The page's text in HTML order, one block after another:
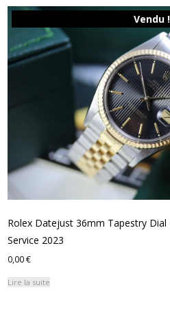
Vendu !
Rolex Datejust 36mm Tapestry Dial
Service 2023
0,00€
Lire la suite